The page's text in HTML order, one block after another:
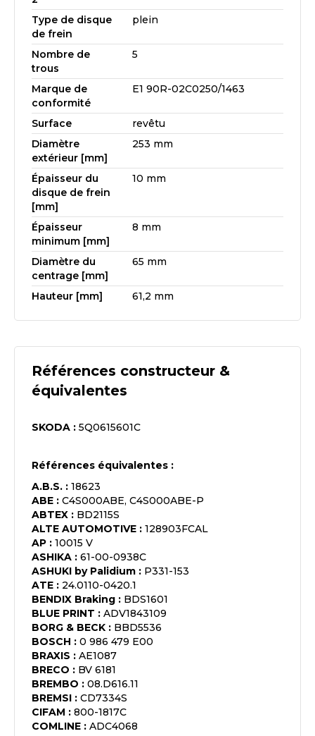
Type de disque
de frein
plein
Nombre de
trous
5
Marque de
conformité
E1 90R-02C0250/1463
Surface
revêtu
Diamètre
extérieur [mm]
253 mm
Épaisseur du
disque de frein
[mm]
10 mm
Épaisseur
minimum [mm]
8 mm
Diamètre du
centrage [mm]
65 mm
Hauteur [mm] 61,2 mm
Références constructeur &
équivalentes
SKODA : 5Q0615601C
Références équivalentes :
A.B.S. : 18623
ABE : C4S000ABE, C4S000ABE-P
ABTEX : BD2115S
ALTE AUTOMOTIVE : 128903FCAL
AP : 10015 V
ASHIKA : 61-00-0938C
ASHUKI by Palidium : P331-153
ATE : 24.0110-0420.1
BENDIX Braking : BDS1601
BLUE PRINT : ADV1843109
BORG & BECK : BBD5536
BOSCH : 0 986 479 E00
BRAXIS : AE1087
BRECO : BV 6181
BREMBO : 08.D616.11
BREMSI : CD7334S
CIFAM : 800-1817C
COMLINE : ADC4068